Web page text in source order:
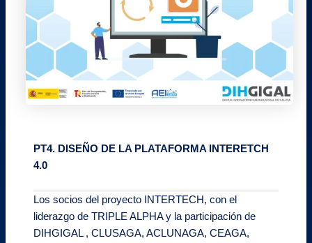
PT4. DISEÑO DE LA PLATAFORMA INTERETCH
4.0
Los socios del proyecto INTERTECH, con el
liderazgo de TRIPLE ALPHA y la participación de
DIHGIGAL , CLUSAGA, ACLUNAGA, CEAGA,